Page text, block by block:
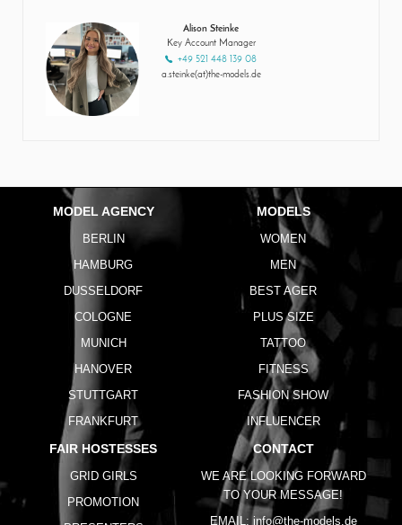
Alison Steinke
Key Account Manager
+49 521 448 139 08
a.steinke(at)the-models.de
MODEL AGENCY
BERLIN
HAMBURG
DUSSELDORF
COLOGNE
MUNICH
HANOVER
STUTTGART
FRANKFURT
MODELS
WOMEN
MEN
BEST AGER
PLUS SIZE
TATTOO
FITNESS
FASHION SHOW
INFLUENCER
FAIR HOSTESSES
GRID GIRLS
PROMOTION
CONTACT
WE ARE LOOKING FORWARD
TO YOUR MESSAGE!
EMAIL: info@the-models.de